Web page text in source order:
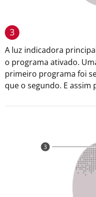
3
A luz indicadora
o programa ativado.
primeiro programa foi
que o segundo. E assim